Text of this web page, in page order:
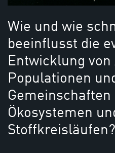
Wie und wie
beeinflusst die
Entwicklung von
Populationen
Gemeinschaften
Ökosystemen
Stoffkreisläufen?